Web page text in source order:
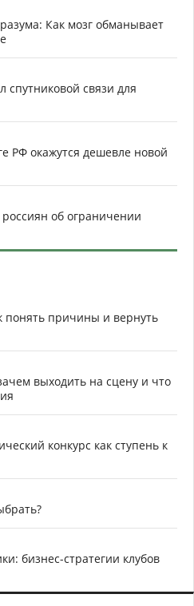
Как мозг обманывает
спутниковой связи для
РФ окажутся дешевле новой
об ограничении
понять причины и вернуть
выходить на сцену и что
конкурс как ступень к
бизнес-стратегии клубов